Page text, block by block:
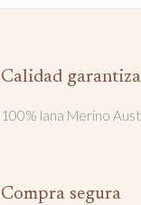
Calidad
100% lana Merino
Compra segura